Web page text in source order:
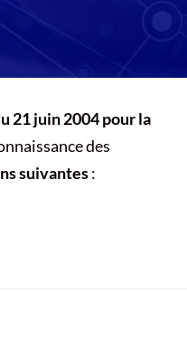
21 juin 2004 pour la
des
suivantes: